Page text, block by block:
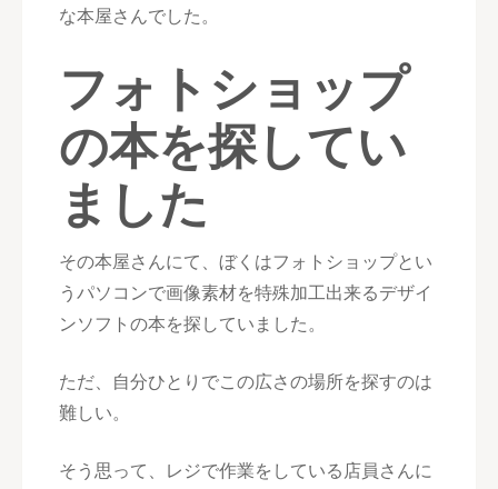
な本屋さんでした。
フォトショップ
の本を探してい
ました
その本屋さんにて、ぼくはフォトショップとい
うパソコンで画像素材を特殊加工出来るデザイ
ンソフトの本を探していました。
ただ、自分ひとりでこの広さの場所を探すのは
難しい。
そう思って、レジで作業をしている店員さんに